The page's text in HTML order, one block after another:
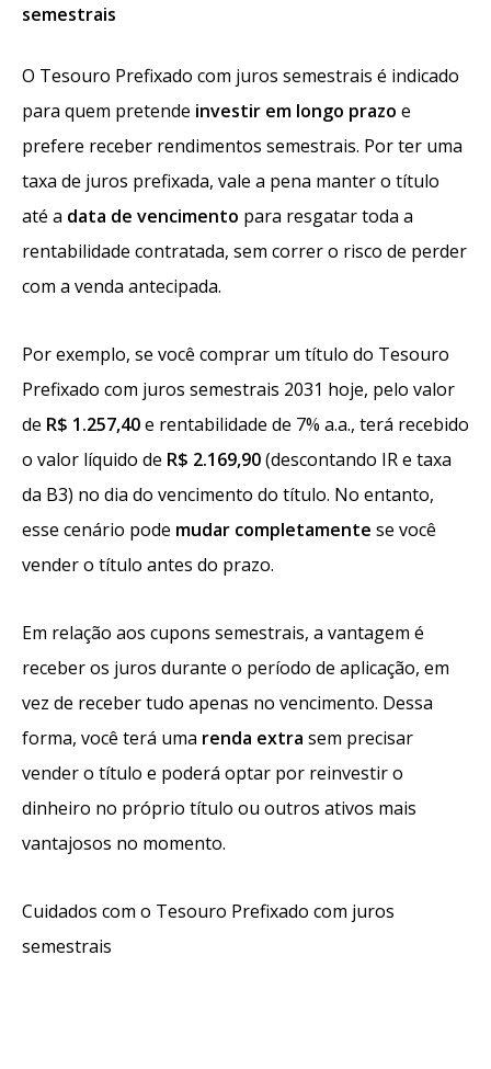
semestrais
O Tesouro Prefixado com juros semestrais é indicado
para quem pretende investir em longo prazo e
prefere receber rendimentos semestrais. Por ter uma
taxa de juros prefixada, vale a pena manter o título
até a data de vencimento para resgatar toda a
rentabilidade contratada, sem correr o risco de perder
com a venda antecipada.
Por exemplo, se você comprar um título do Tesouro
Prefixado com juros semestrais 2031 hoje, pelo valor
de R$ 1.257,40e rentabilidade de 7% a.a., terá recebido
o valor líquido de R$ 2.169,90(descontando IR e taxa
da B3) no dia do vencimento do título. No entanto,
esse cenário pode mudar completamente se você
vender o título antes do prazo.
Em relação aos cupons semestrais, a vantagem é
receber os juros durante o período de aplicação, em
vez de receber tudo apenas no vencimento. Dessa
forma, você terá uma renda extra sem precisar
vender o título e poderá optar por reinvestir o
dinheiro no próprio título ou outros ativos mais
vantajosos no momento.
Cuidados com o Tesouro Prefixado com juros
semestrais